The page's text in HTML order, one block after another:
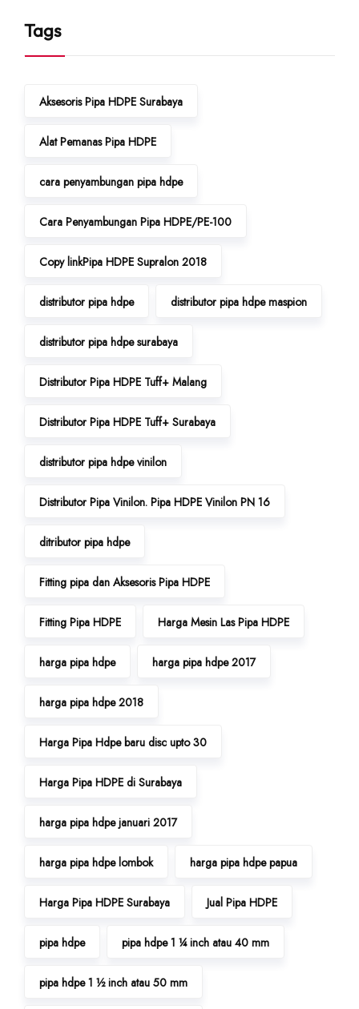
Tags
Aksesoris Pipa HDPE Surabaya
Alat Pemanas Pipa HDPE
cara penyambungan pipa hdpe
Cara Penyambungan Pipa HDPE/PE-100
Copy linkPipa HDPE Supralon 2018
distributor pipa hdpe distributor pipa hdpe maspion
distributor pipa hdpe surabaya
Distributor Pipa HDPE Tuff+ Malang
Distributor Pipa HDPE Tuff+ Surabaya
distributor pipa hdpe vinilon
Distributor Pipa Vinilon. Pipa HDPE Vinilon PN 16
ditributor pipa hdpe
Fitting pipa dan Aksesoris Pipa HDPE
Fitting Pipa HDPE Harga Mesin Las Pipa HDPE
harga pipa hdpe harga pipa hdpe 2017
harga pipa hdpe 2018
Harga Pipa Hdpe baru disc upto 30
Harga Pipa HDPE di Surabaya
harga pipa hdpe januari 2017
harga pipa hdpe lombok harga pipa hdpe papua
Harga Pipa HDPE Surabaya Jual Pipa HDPE
pipa hdpe pipa hdpe 1 ¼ inch atau 40 mm
pipa hdpe 1 ½ inch atau 50 mm